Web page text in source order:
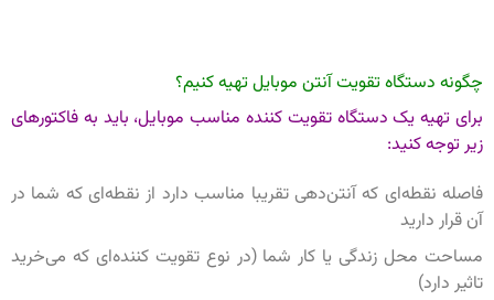
چگونه دستگاه تقویت آنتن موبایل تهیه کنیم؟
برای تهیه یک دستگاه تقویت کننده مناسب موبایل، باید به فاکتورهای
زیر توجه کنید:
فاصله نقطه‌ای که آنتن‌دهی تقریبا مناسب دارد از نقطه‌ای که شما در
آن قرار دارید
مساحت محل زندگی یا کار شما (در نوع تقویت کننده‌ای که می‌خرید
تاثیر دارد)